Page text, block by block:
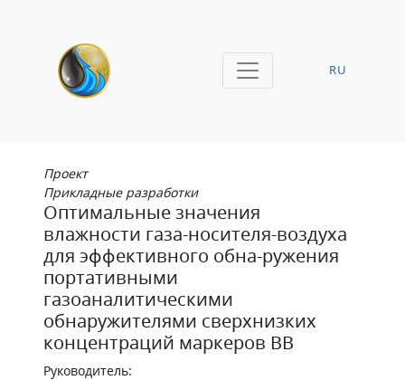
RU
Проект
Прикладные разработки
Оптимальные значения
влажности газа-носителя-воздуха
для эффективного обна-ружения
портативными
газоаналитическими
обнаружителями сверхнизких
концентраций маркеров ВВ
Руководитель: